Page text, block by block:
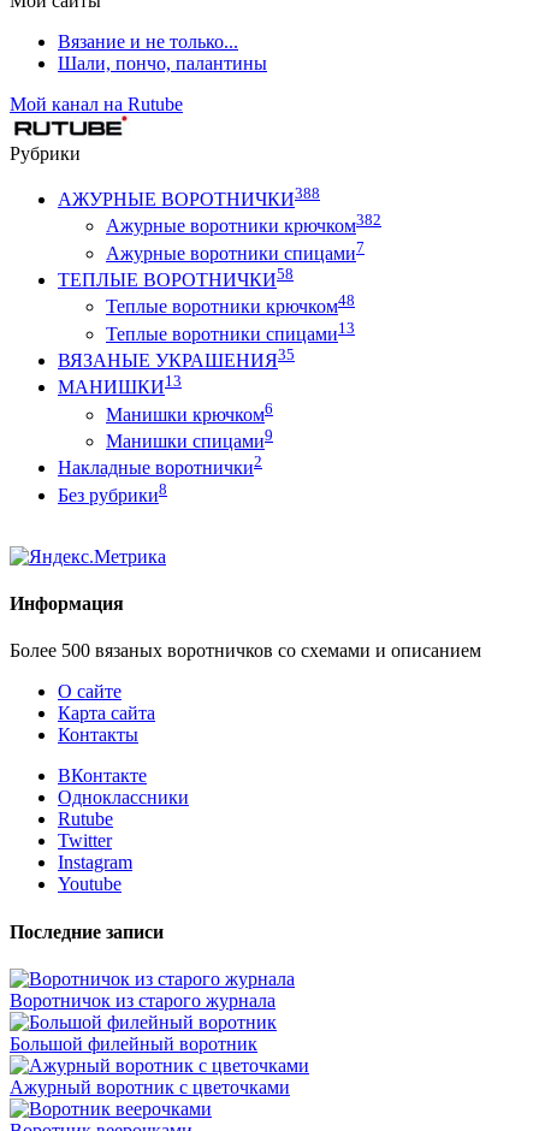
Вязание и не только...
Шали, пончо, палантины
Мой канал на Rutube
Рубрики
АЖУРНЫЕ ВОРОТНИЧКИ388
Ажурные воротники крючком382
Ажурные воротники спицами7
ТЕПЛЫЕ ВОРОТНИЧКИ58
Теплые воротники крючком48
Теплые воротники спицами13
ВЯЗАНЫЕ УКРАШЕНИЯ35
МАНИШКИ13
Манишки крючком6
Манишки спицами9
Накладные воротнички2
Без рубрики8
Информация
Более 500 вязаных воротничков со схемами и описанием
О сайте
Карта сайта
Контакты
ВКонтакте
Одноклассники
Rutube
Twitter
Instagram
Youtube
Последние записи
Воротничок из старого журнала
Большой филейный воротник
Ажурный воротник с цветочками